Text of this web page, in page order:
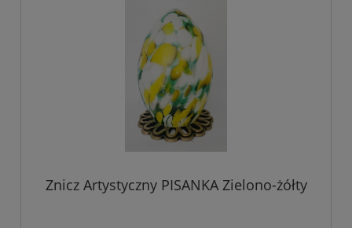
Znicz Artystyczny PISANKA Zielono-żółty